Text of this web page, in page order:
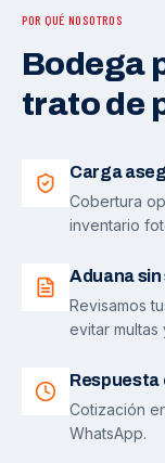
POR QUÉ NOSOTROS
Bodega
trato de
Carga
Cobertura
inventario
Aduana
Revisamos
evitar multas
Respuesta
Cotización
WhatsApp.